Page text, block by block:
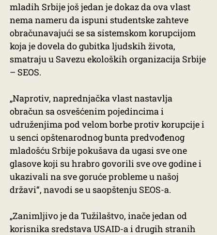
mladih Srbije još jedan je dokaz da ova vlast
nema nameru da ispuni studentske zahteve
obračunavajući se sa sistemskom korupcijom
koja je dovela do gubitka ljudskih života,
smatraju u Savezu ekoloških organizacija Srbije
– SEOS.
„Naprotiv, naprednjačka vlast nastavlja
obračun sa osvešćenim pojedincima i
udruženjima pod velom borbe protiv korupcije i
u senci opštenarodnog bunta predvođenog
mladošću Srbije pokušava da ugasi sve one
glasove koji su hrabro govorili sve ove godine i
ukazivali na sve goruće probleme u našoj
državi“, navodi se u saopštenju SEOS-a.
„Zanimljivo je da Tužilaštvo, inače jedan od
korisnika sredstava USAID-a i drugih stranih